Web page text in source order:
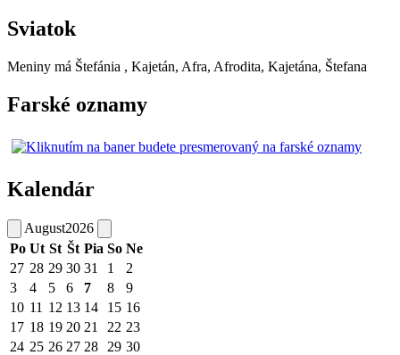
Sviatok
Meniny má Štefánia , Kajetán, Afra, Afrodita, Kajetána, Štefana
Farské oznamy
Kalendár
August2026
Po Ut St Št Pia So Ne
27 28 29 30 31 1
2
3
4 5 6 7 8
9
10 11 12 13 14 15 16
17 18 19 20 21 22 23
24 25 26 27 28 29 30